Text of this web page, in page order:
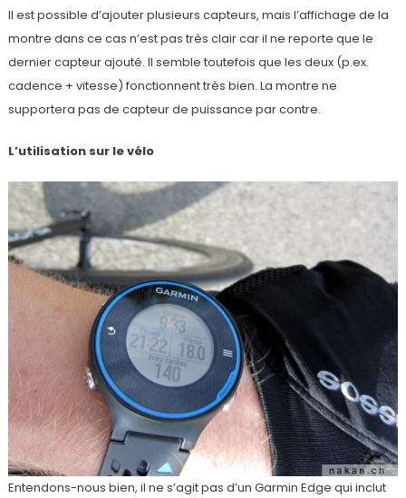
Il est possible d’ajouter plusieurs capteurs, mais l’affichage de la
montre dans ce cas n’est pas très clair car il ne reporte que le
dernier capteur ajouté. Il semble toutefois que les deux (p.ex.
cadence + vitesse) fonctionnent très bien. La montre ne
supportera pas de capteur de puissance par contre.
L’utilisation sur le vélo
Entendons-nous bien, il ne s’agit pas d’un Garmin Edge qui inclut